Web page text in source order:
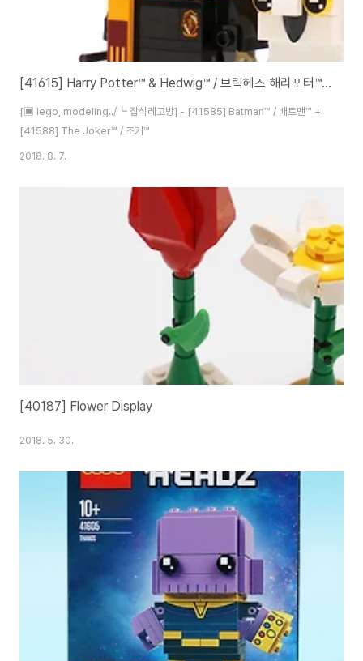
[41615] Harry Potter™ & Hedwig™ / 브릭헤즈 해리포터™와 헤드윅™
[▣ lego, modeling../┗ 잡식레고방] - [41585] Batman™ / 배트맨™ +
[41588] The Joker™ / 조커™
2018. 8. 7.
[40187] Flower Display
2018. 5. 30.